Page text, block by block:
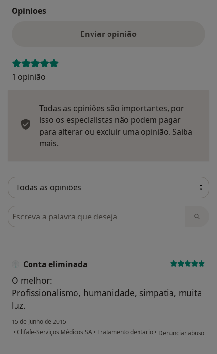
Opinioes
Enviar opinião
1 opinião
Todas as opiniões são importantes, por
isso os especialistas não podem pagar
para alterar ou excluir uma opinião. Saiba
mais.
Pesquisar em opiniões
Conta eliminada
O melhor:
Profissionalismo, humanidade, simpatia, muita
luz.
15 de junho de 2015
• Clifafe-Serviços Médicos SA • Tratamento dentario • na opinião do
Denunciar abuso